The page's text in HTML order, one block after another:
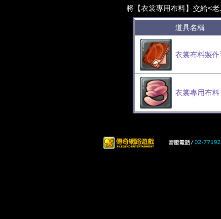
將【衣裳專用布料】 交給<
道具名稱
衣裳布料製
衣裳專用布料